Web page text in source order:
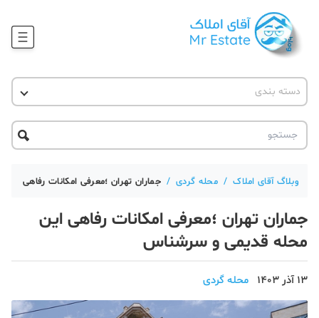
آموزش املاک
حقوقی
آکادمی
دسته بندی
آقای مشاور املاک
آکادمی آقای املاک
آموزش املاک
آموزش پلتفرم آقای املاک
تحلیل مسکن
وبلاگ آقای املاک / محله گردی / جماران تهران ؛معرفی امکانات رفاهی
جماران تهران ؛معرفی امکانات رفاهی این
محله قدیمی و سرشناس
13 آذر 1403 محله گردی